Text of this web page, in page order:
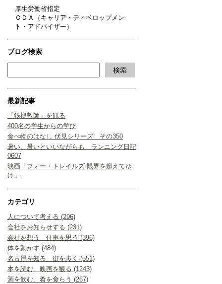
厚生労働省指定
ＣＤＡ（キャリア・ディベロップメン
ト・アドバイザー）
ブログ検索
最新記事
「鉄槌教師」を観る
400名の学生からの学び
食べ物のはなし 伏見シリーズ その350
暑い、暑いといいながらも ランニング日記
0607
映画「フォー・トレイルズ 限界を超えてゆ
け」
カテゴリ
人について考える (296)
会社をお知らせする (231)
会社を想う 仕事を思う (396)
体を動かす (484)
名古屋を知る 街を歩く (551)
本を読む 映画を観る (1243)
酒を飲む、肴を食らう (267)